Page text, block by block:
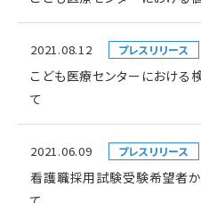
2021.08.12 プレスリリース
こども医療センターにおける
て
2021.06.09 プレスリリース
看護職採用試験受験希望者